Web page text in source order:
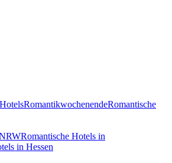
RomantikwochenendeRomantische
Romantische Hotels in
in Hessen